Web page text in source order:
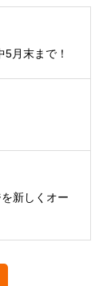
月末まで！
新しくオー